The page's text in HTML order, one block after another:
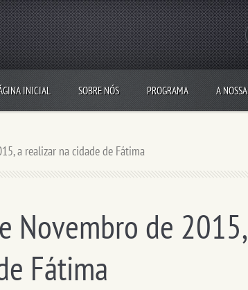
INICIAL SOBRE NÓS PROGRAMA A
a realizar na cidade de Fátima
Novembro de 2015,
Fátima